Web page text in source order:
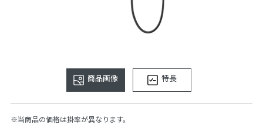
商品画像 特長
※当商品の価格は掛率が異なります。